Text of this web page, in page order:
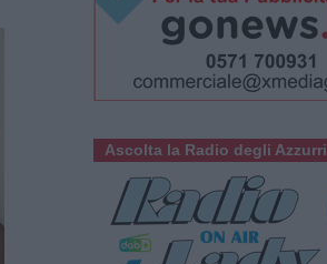
Ascolta la Radio degli Azzurri